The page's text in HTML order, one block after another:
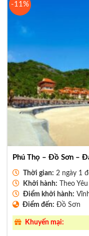
-11%
Phú Thọ – Đồ Sơn –
Thời gian: 2 ngày 1
Khởi hành: Theo
Điểm khởi hành:
Điểm đến: Đồ Sơn
Khuyến mại: